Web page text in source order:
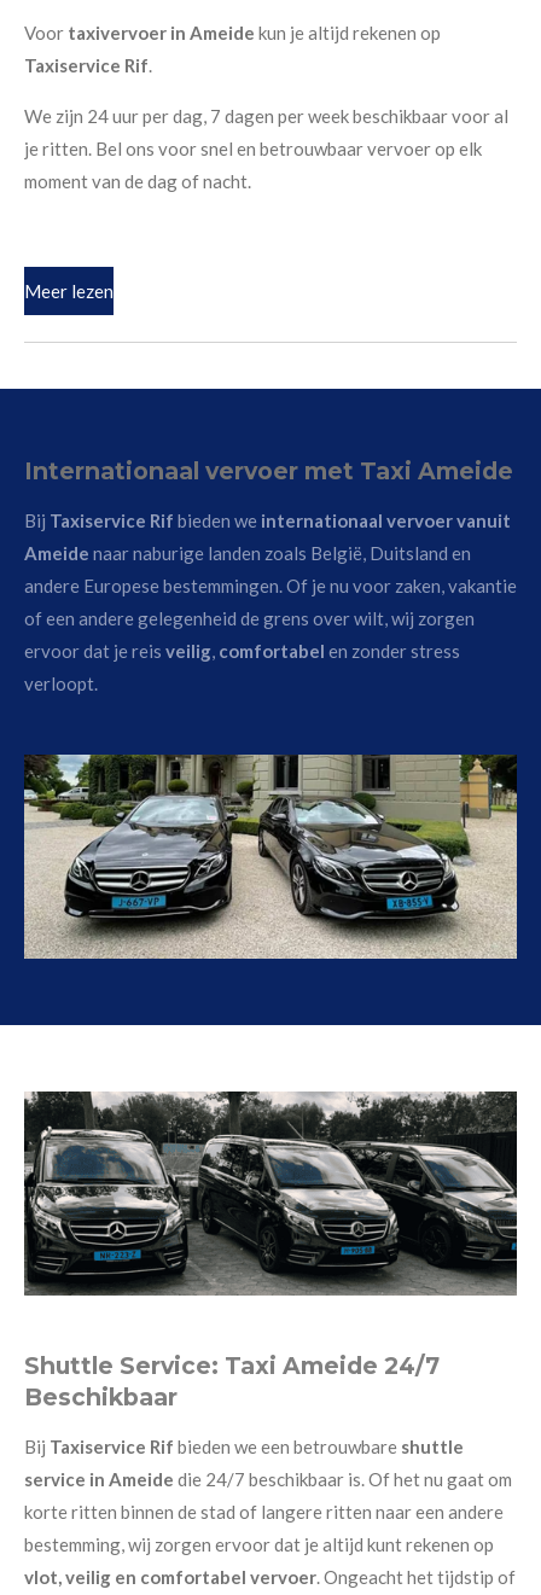
Voor taxivervoer in Ameide kun je altijd rekenen op
Taxiservice Rif.
We zijn 24 uur per dag, 7 dagen per week beschikbaar voor al
je ritten. Bel ons voor snel en betrouwbaar vervoer op elk
moment van de dag of nacht.
Meer lezen
Internationaal vervoer met Taxi Ameide
Bij Taxiservice Rif bieden we internationaal vervoer vanuit
Ameide naar naburige landen zoals België, Duitsland en
andere Europese bestemmingen. Of je nu voor zaken, vakantie
of een andere gelegenheid de grens over wilt, wij zorgen
ervoor dat je reis veilig, comfortabel en zonder stress
verloopt.
Shuttle Service: Taxi Ameide 24/7
Beschikbaar
Bij Taxiservice Rif bieden we een betrouwbare shuttle
service in Ameide die 24/7 beschikbaar is. Of het nu gaat om
korte ritten binnen de stad of langere ritten naar een andere
bestemming, wij zorgen ervoor dat je altijd kunt rekenen op
vlot, veilig en comfortabel vervoer . Ongeacht het tijdstip of